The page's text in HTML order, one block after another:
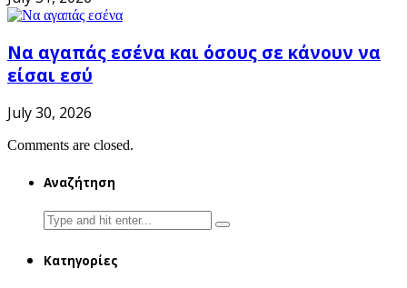
Να αγαπάς εσένα και όσους σε κάνουν να
είσαι εσύ
July 30, 2026
Comments are closed.
Αναζήτηση
Search
for:
Κατηγορίες